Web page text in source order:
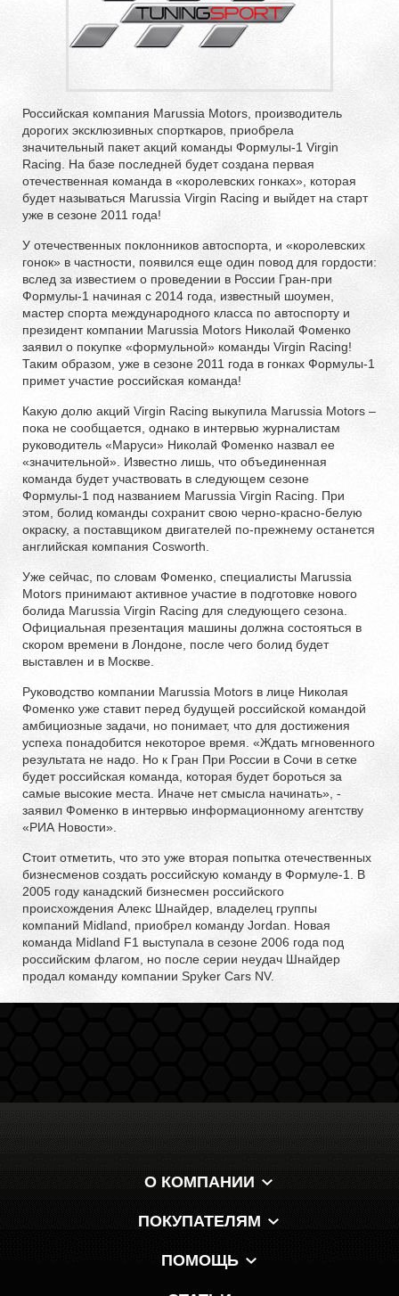
Российская компания Marussia Motors, производитель
дорогих эксклюзивных спорткаров, приобрела
значительный пакет акций команды Формулы-1 Virgin
Racing. На базе последней будет создана первая
отечественная команда в «королевских гонках», которая
будет называться Marussia Virgin Racing и выйдет на старт
уже в сезоне 2011 года!
У отечественных поклонников автоспорта, и «королевских
гонок» в частности, появился еще один повод для гордости:
вслед за известием о проведении в России Гран-при
Формулы-1 начиная с 2014 года, известный шоумен,
мастер спорта международного класса по автоспорту и
президент компании Marussia Motors Николай Фоменко
заявил о покупке «формульной» команды Virgin Racing!
Таким образом, уже в сезоне 2011 года в гонках Формулы-1
примет участие российская команда!
Какую долю акций Virgin Racing выкупила Marussia Motors –
пока не сообщается, однако в интервью журналистам
руководитель «Маруси» Николай Фоменко назвал ее
«значительной». Известно лишь, что объединенная
команда будет участвовать в следующем сезоне
Формулы-1 под названием Marussia Virgin Racing. При
этом, болид команды сохранит свою черно-красно-белую
окраску, а поставщиком двигателей по-прежнему останется
английская компания Cosworth.
Уже сейчас, по словам Фоменко, специалисты Marussia
Motors принимают активное участие в подготовке нового
болида Marussia Virgin Racing для следующего сезона.
Официальная презентация машины должна состояться в
скором времени в Лондоне, после чего болид будет
выставлен и в Москве.
Руководство компании Marussia Motors в лице Николая
Фоменко уже ставит перед будущей российской командой
амбициозные задачи, но понимает, что для достижения
успеха понадобится некоторое время. «Ждать мгновенного
результата не надо. Но к Гран При России в Сочи в сетке
будет российская команда, которая будет бороться за
самые высокие места. Иначе нет смысла начинать», -
заявил Фоменко в интервью информационному агентству
«РИА Новости».
Стоит отметить, что это уже вторая попытка отечественных
бизнесменов создать российскую команду в Формуле-1. В
2005 году канадский бизнесмен российского
происхождения Алекс Шнайдер, владелец группы
компаний Midland, приобрел команду Jordan. Новая
команда Midland F1 выступала в сезоне 2006 года под
российским флагом, но после серии неудач Шнайдер
продал команду компании Spyker Cars NV.
О КОМПАНИИ
ПОКУПАТЕЛЯМ
ПОМОЩЬ